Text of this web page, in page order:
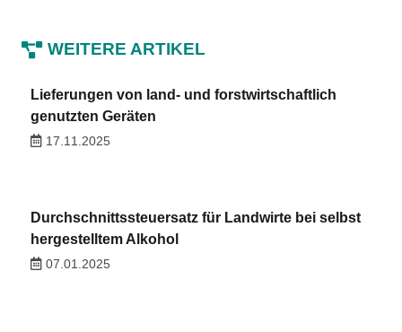
WEITERE ARTIKEL
Lieferungen von land- und forstwirtschaftlich
genutzten Geräten
17.11.2025
Durchschnittssteuersatz für Landwirte bei selbst
hergestelltem Alkohol
07.01.2025